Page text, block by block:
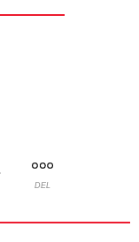
DEL